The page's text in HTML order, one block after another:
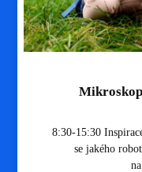
8:30-15:30
se jakého